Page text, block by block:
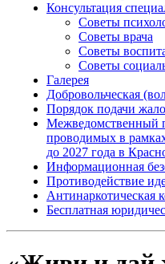
Консультация
Советы
Советы врача
Советы
Советы
Галерея
Добровольческая
Порядок подачи
Межведомственный
проводимых в
до 2027 года в
Информационная
Противодействие
Антинаркотическая
Бесплатная